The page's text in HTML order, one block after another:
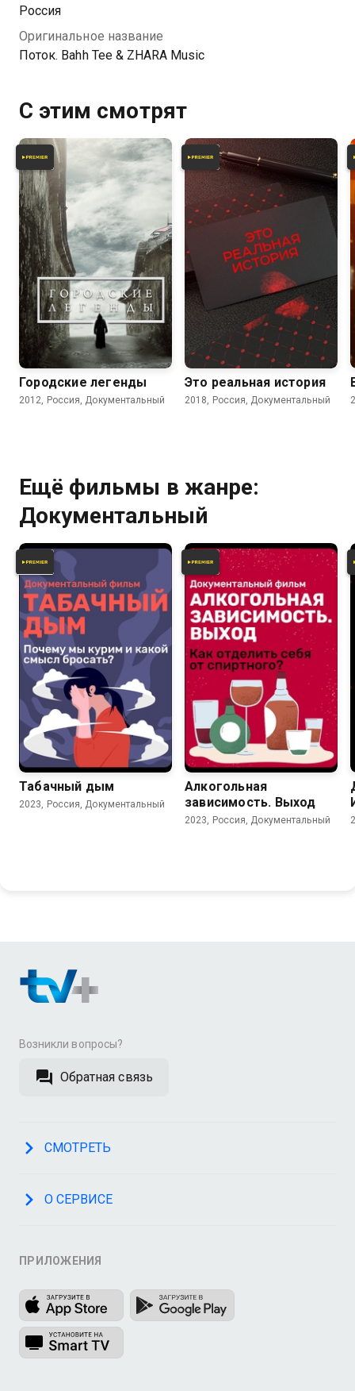
Россия
Оригинальное название
Поток. Bahh Tee & ZHARA Music
С этим смотрят
4.7
Городские легенды
2012, Россия, Документальный
Это реальная история
2018, Россия, Документальный
Ещё фильмы в жанре:
Документальный
Табачный дым
2023, Россия, Документальный
Алкогольная
зависимость. Выход
2023, Россия, Документальный
Возникли вопросы?
Обратная связь
СМОТРЕТЬ
О СЕРВИСЕ
ПРИЛОЖЕНИЯ